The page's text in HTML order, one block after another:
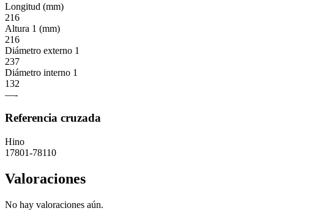
Longitud (mm)
216
Altura 1 (mm)
216
Diámetro externo 1
237
Diámetro interno 1
132
—-
Referencia cruzada
Hino
17801-78110
Valoraciones
No hay valoraciones aún.